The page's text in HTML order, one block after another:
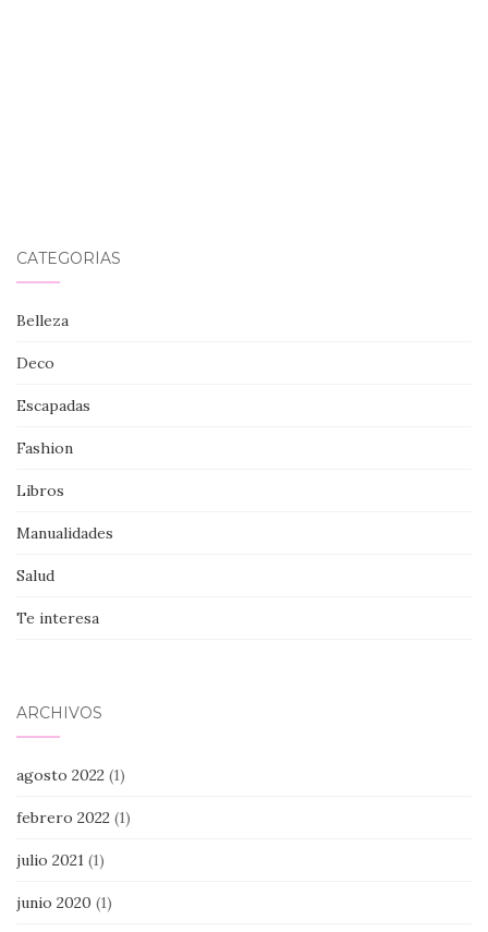
CATEGORÍAS
Belleza
Deco
Escapadas
Fashion
Libros
Manualidades
Salud
Te interesa
ARCHIVOS
agosto 2022 (1)
febrero 2022 (1)
julio 2021 (1)
junio 2020 (1)